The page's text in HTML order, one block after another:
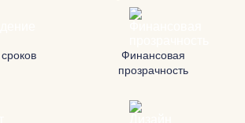
Финансовая
прозрачность